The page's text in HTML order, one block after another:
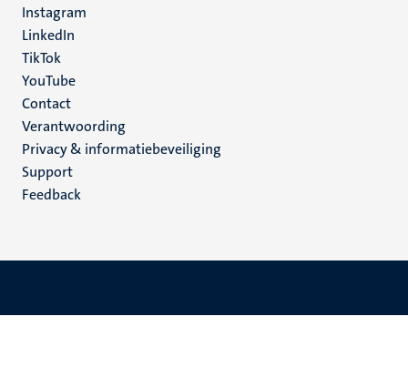
Instagram
LinkedIn
TikTok
YouTube
Menu
footer
(NL)
Contact
Verantwoording
Privacy & informatiebeveiliging
Support
Feedback